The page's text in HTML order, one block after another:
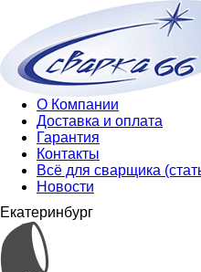
О Компании
Доставка и оплата
Гарантия
Контакты
Всё для сварщика
Новости
Екатеринбург